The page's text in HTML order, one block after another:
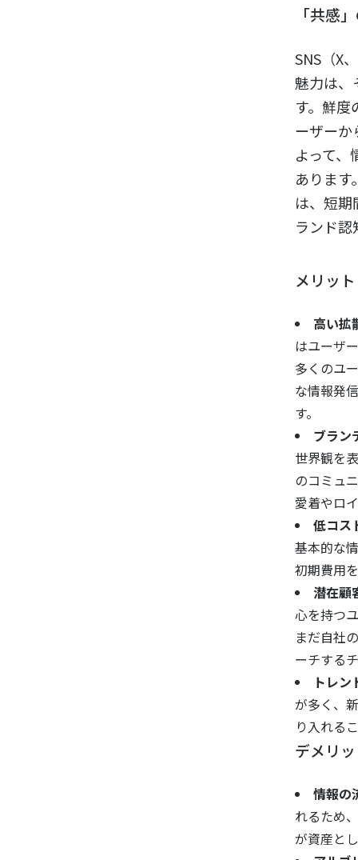
「共感
SNS（X
魅力は、
す。鮮
ーザーか
よって、
あります
は、短
ランド
メリット
高い拡
はユーザ
多くのユ
な情報発
す。
ブラン
世界観を
のコミュ
愛着やロ
低コス
基本的な
初期費用
潜在顧
心を持つ
まだ自社
ーチする
トレン
が多く、
り入れる
デメリ
情報の
れるため
が資産と